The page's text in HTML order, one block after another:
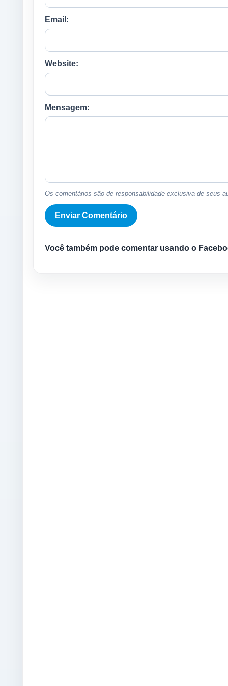
Email:
Website:
Mensagem:
Os comentários são de responsabilidade exclusiva de seus
Você também pode comentar usando o